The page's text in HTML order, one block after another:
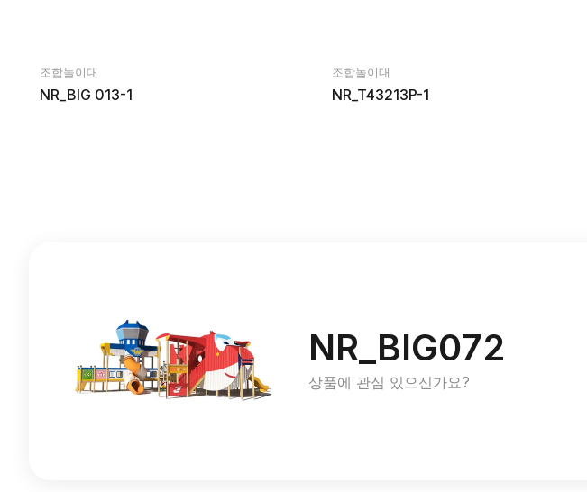
조합놀이대
NR_BIG 013-1
조합놀이대
NR_T43213P-1
NR_BIG072
상품에 관심 있으신가요?